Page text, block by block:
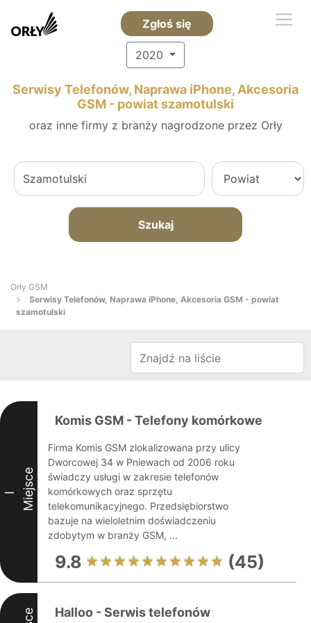
Zgłoś się
2020
Serwisy Telefonów, Naprawa iPhone, Akcesoria
GSM - powiat szamotulski
oraz inne firmy z branży nagrodzone przez Orły
Szukaj
Orły GSM
Serwisy Telefonów, Naprawa iPhone, Akcesoria GSM - powiat
szamotulski
I Miejsce
Komis GSM - Telefony komórkowe
Firma Komis GSM zlokalizowana przy ulicy
Dworcowej 34 w Pniewach od 2006 roku
świadczy usługi w zakresie telefonów
komórkowych oraz sprzętu
telekomunikacyjnego. Przedsiębiorstwo
bazuje na wieloletnim doświadczeniu
zdobytym w branży GSM, ...
9.8 (45)
Halloo - Serwis telefonów